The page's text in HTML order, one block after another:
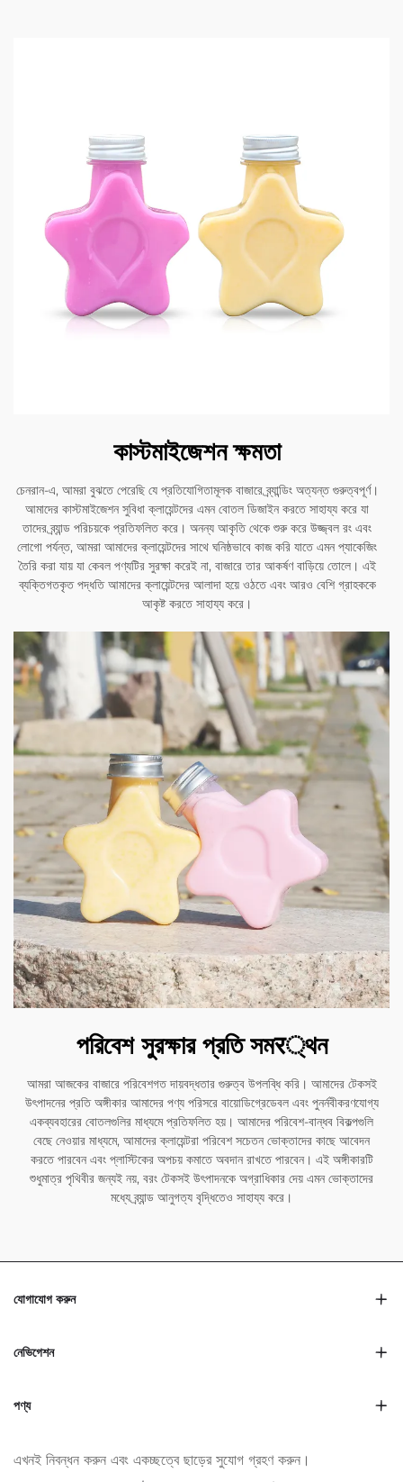
কাস্টমাইজেশন ক্ষমতা
চেনরান-এ, আমরা বুঝতে পেরেছি যে প্রতিযোগিতামূলক বাজারে ব্র্যান্ডিং অত্যন্ত গুরুত্বপূর্ণ।
আমাদের কাস্টমাইজেশন সুবিধা ক্লায়েন্টদের এমন বোতল ডিজাইন করতে সাহায্য করে যা
তাদের ব্র্যান্ড পরিচয়কে প্রতিফলিত করে। অনন্য আকৃতি থেকে শুরু করে উজ্জ্বল রং এবং
লোগো পর্যন্ত, আমরা আমাদের ক্লায়েন্টদের সাথে ঘনিষ্ঠভাবে কাজ করি যাতে এমন প্যাকেজিং
তৈরি করা যায় যা কেবল পণ্যটির সুরক্ষা করেই না, বাজারে তার আকর্ষণ বাড়িয়ে তোলে। এই
ব্যক্তিগতকৃত পদ্ধতি আমাদের ক্লায়েন্টদের আলাদা হয়ে ওঠতে এবং আরও বেশি গ্রাহককে
আকৃষ্ট করতে সাহায্য করে।
পরিবেশ সুরক্ষার প্রতি সমर্থন
আমরা আজকের বাজারে পরিবেশগত দায়বদ্ধতার গুরুত্ব উপলব্ধি করি। আমাদের টেকসই
উৎপাদনের প্রতি অঙ্গীকার আমাদের পণ্য পরিসরে বায়োডিগ্রেডেবল এবং পুনর্নবীকরণযোগ্য
একব্যবহারের বোতলগুলির মাধ্যমে প্রতিফলিত হয়। আমাদের পরিবেশ-বান্ধব বিকল্পগুলি
বেছে নেওয়ার মাধ্যমে, আমাদের ক্লায়েন্টরা পরিবেশ সচেতন ভোক্তাদের কাছে আবেদন
করতে পারবেন এবং প্লাস্টিকের অপচয় কমাতে অবদান রাখতে পারবেন। এই অঙ্গীকারটি
শুধুমাত্র পৃথিবীর জন্যই নয়, বরং টেকসই উৎপাদনকে অগ্রাধিকার দেয় এমন ভোক্তাদের
মধ্যে ব্র্যান্ড আনুগত্য বৃদ্ধিতেও সাহায্য করে।
যোগাযোগ করুন
নেভিগেশন
পণ্য
এখনই নিবন্ধন করুন এবং একচ্ছত্বে ছাড়ের সুযোগ গ্রহণ করুন।